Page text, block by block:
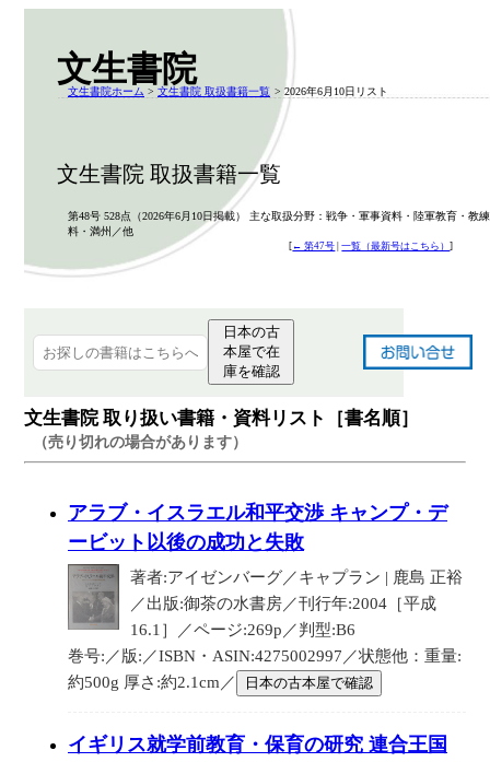
文生書院
文生書院 取扱書籍一覧
文生書院ホーム > 文生書院 取扱書籍一覧 > 2026年6月10日リスト
第48号 528点（2026年6月10日掲載） 主な取扱分野：戦争・軍事資料・陸軍教育・教
料・満州／他
[ ← 第47号 |一覧（最新号はこちら）]
日本の古
本屋で在
庫を確認
文生書院 取り扱い書籍・資料リスト［書名順］
（売り切れの場合があります）
アラブ・イスラエル和平交渉 キャンプ・デ
ービット以後の成功と失敗
著者:アイゼンバーグ／キャプラン | 鹿島 正裕
／出版:御茶の水書房／刊行年:2004［平成
16.1］／ページ:269p／判型:B6
巻号:／版:／ISBN・ASIN:4275002997／状態他：重量:
約500g 厚さ:約2.1cm／
日本の古本屋で確認
イギリス就学前教育・保育の研究 連合王国